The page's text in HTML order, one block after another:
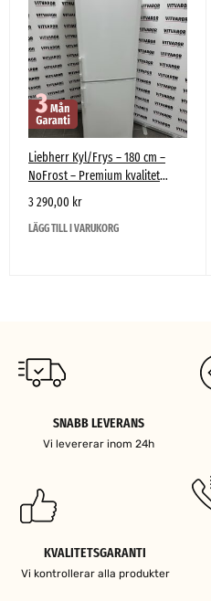
Liebherr Kyl/Frys – 180 cm –
NoFrost – Premium kvalitet
begagnad
3 290,00 kr
LÄGG TILL I VARUKORG
SNABB LEVERANS
Vi levererar inom 24h
KVALITETSGARANTI
Vi kontrollerar alla produkter